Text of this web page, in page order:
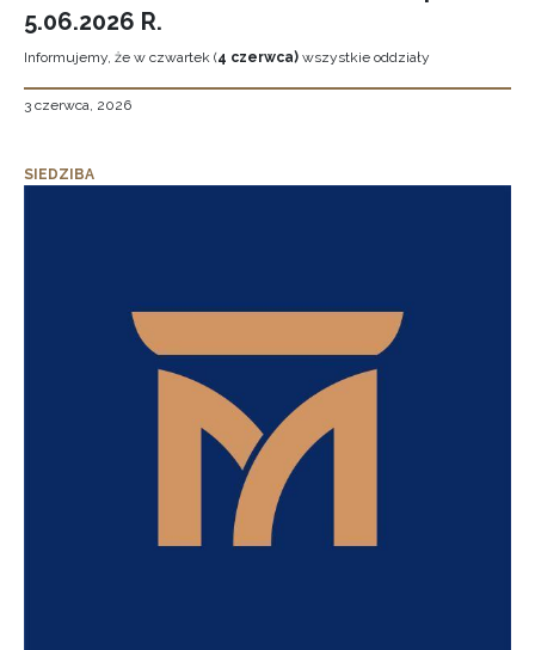
5.06.2026 R.
Informujemy, że w czwartek (4 czerwca) wszystkie oddziały
3 czerwca, 2026
SIEDZIBA